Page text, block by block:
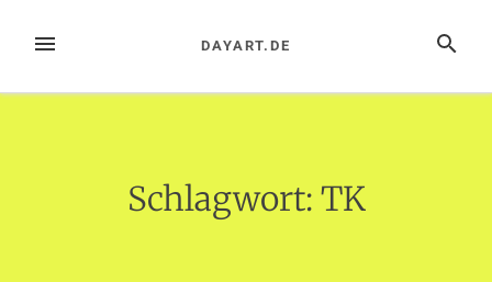
InhaltMENÜ SUCHE
DAYART.DE
Schlagwort: TK